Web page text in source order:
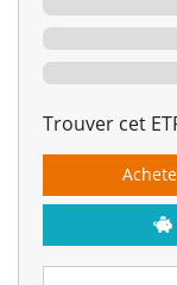
Trouver cet